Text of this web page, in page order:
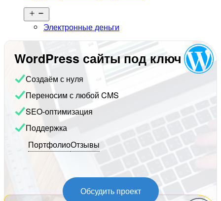
меню
Электронные деньги
WordPress сайты под ключ
Создаём с нуля
Переносим с любой CMS
SEO-оптимизация
Поддержка
ПортфолиоОтзывы
Обсудить проект